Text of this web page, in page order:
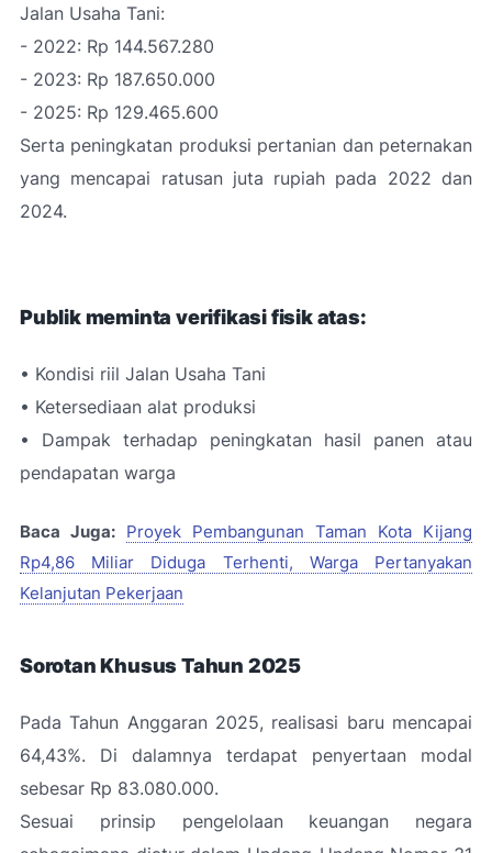
Jalan Usaha Tani:
- 2022: Rp 144.567.280
- 2023: Rp 187.650.000
- 2025: Rp 129.465.600
Serta peningkatan produksi pertanian dan peternakan
yang mencapai ratusan juta rupiah pada 2022 dan
2024.
Publik meminta verifikasi fisik atas:
• Kondisi riil Jalan Usaha Tani
• Ketersediaan alat produksi
• Dampak terhadap peningkatan hasil panen atau
pendapatan warga
Baca Juga:
Proyek Pembangunan Taman Kota Kijang
Rp4,86 Miliar Diduga Terhenti, Warga Pertanyakan
Kelanjutan Pekerjaan
Sorotan Khusus Tahun 2025
Pada Tahun Anggaran 2025, realisasi baru mencapai
64,43%. Di dalamnya terdapat penyertaan modal
sebesar Rp 83.080.000.
Sesuai prinsip pengelolaan keuangan negara